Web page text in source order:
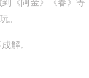
《阿金》《春》等
。
解。